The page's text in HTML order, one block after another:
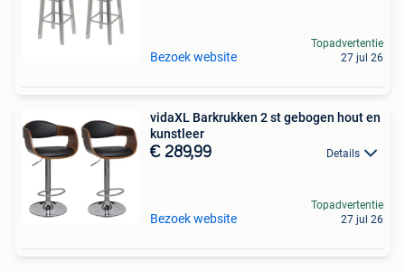
Bezoek website
Topadvertentie
27 jul 26
vidaXL Barkrukken 2 st gebogen hout en
kunstleer
€ 289,99 Details
Bezoek website
Topadvertentie
27 jul 26